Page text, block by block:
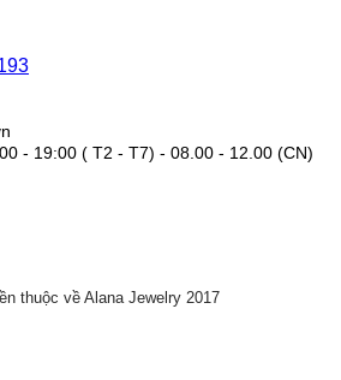
- 19:00 ( T2 - T7) - 08.00 - 12.00 (CN)
thuộc về Alana Jewelry 2017